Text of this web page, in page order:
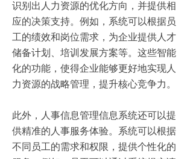
识别出人力资源的优化方向，并提供相
应的决策支持。例如，系统可以根据员
工的绩效和岗位需求，为企业提供人才
储备计划、培训发展方案等。这些智能
化的功能，使得企业能够更好地实现人
力资源的战略管理，提升核心竞争力。
此外，人事信息管理信息系统还可以提
供精准的人事服务体验。系统可以根据
不同员工的需求和权限，提供个性化的